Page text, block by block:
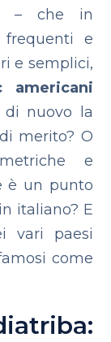
– che in
e
e semplici,
di nuovo la
merito? O
e
è un punto
italiano? E
vari paesi
come